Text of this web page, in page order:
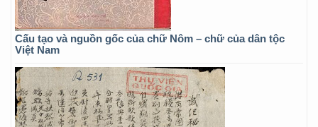
Cấu tạo và nguồn gốc của chữ Nôm – chữ của dân tộc
Việt Nam